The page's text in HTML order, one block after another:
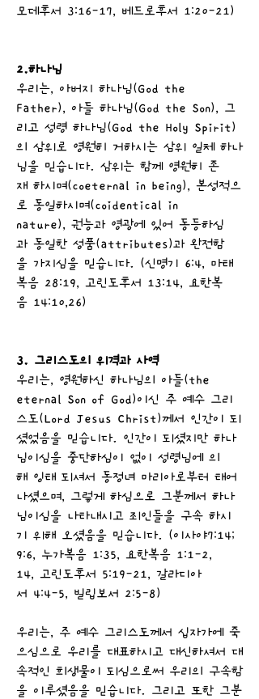
모데후서 3:16-17, 베드로후서 1:20-21)
2.하나님
우리는, 아버지 하나님(God the
Father), 아들 하나님(God the Son), 그
리고 성령 하나님(God the Holy Spirit)
의 삼위로 영원히 거하시는 삼위 일체 하나
님을 믿습니다. 삼위는 함께 영원히 존
재 하시며(coeternal in being), 본성적으
로 동일하시며(coidentical in
nature), 권능과 영광에 있어 동등하심
과 동일한 성품(attributes)과 완전함
을 가지심을 믿습니다. (신명기 6:4, 마태
복음 28:19, 고린도후서 13:14, 요한복
음 14:10,26)
3. 그리스도의 위격과 사역
우리는, 영원하신 하나님의 아들(the
eternal Son of God)이신 주 예수 그리
스도(Lord Jesus Christ)께서 인간이 되
셨었음을 믿습니다. 인간이 되셨지만 하나
님이심을 중단하심이 없이 성령님에 의
해 잉태 되셔서 동정녀 마리아로부터 태어
나셨으며, 그렇게 하심으로 그분께서 하나
님이심을 나타내시고 죄인들을 구속 하시
기 위해 오셨음을 믿습니다. (이사야7:14;
9:6, 누가복음 1:35, 요한복음 1:1-2,
14, 고린도후서 5:19-21, 갈라디아
서 4:4-5, 빌립보서 2:5-8)
우리는, 주 예수 그리스도께서 십자가에 죽
으심으로 우리를 대표하시고 대신하셔서 대
속적인 희생물이 되심으로써 우리의 구속함
을 이루셨음을 믿습니다. 그리고 또한 그분